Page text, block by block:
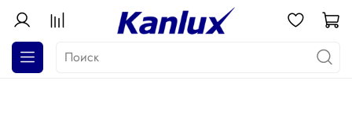
АКЦИЯ! Почти даром!
Распродажа серия GALOBA !